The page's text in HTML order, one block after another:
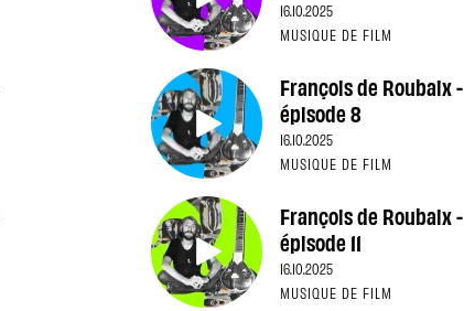
16.10.2025
MUSIQUE DE FILM
François de Roubaix -
épisode 8
16.10.2025
MUSIQUE DE FILM
François de Roubaix -
épisode 11
16.10.2025
MUSIQUE DE FILM